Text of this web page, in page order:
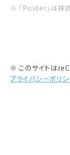
※ 「Poster」は株
※ このサイトは
プライバシーポリ